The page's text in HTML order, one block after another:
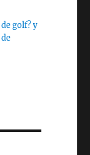
golf? y